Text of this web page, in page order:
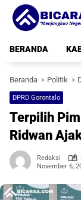
Langsung
konten
BERANDA
Beranda Politik
DPRD Gorontalo
Terpilih
Ridwan
Redaksi
November 6,